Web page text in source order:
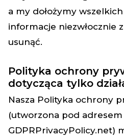
a my dołożymy
informacje niezwłocznie
usunąć.
Polityka ochrony
dotycząca tylko
Nasza Polityka ochrony
(utworzona pod adresem
GDPRPrivacyPolicy.net)